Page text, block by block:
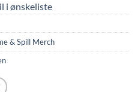
i ønskeliste
& Spill Merch